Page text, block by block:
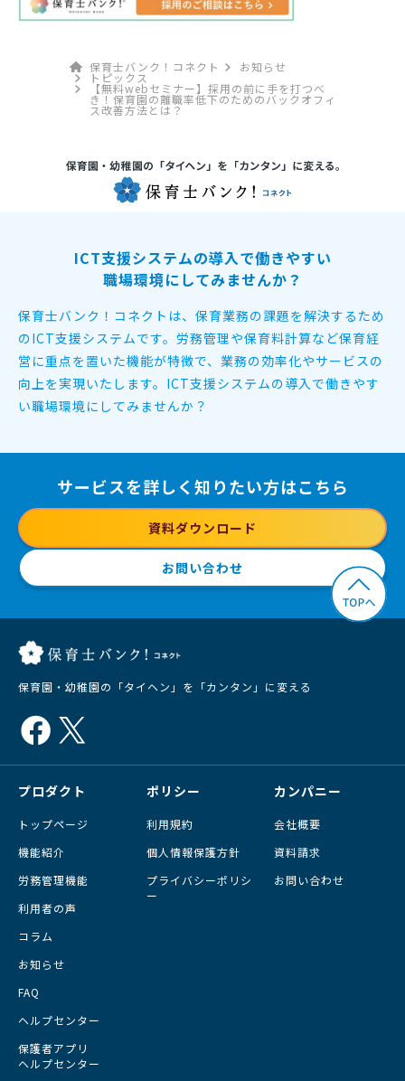
保育士バンク！コネクト お知らせ
トピックス
【無料webセミナー】採用の前に手を打つべ
き！保育園の離職率低下のためのバックオフィ
ス改善方法とは？
ICT支援システムの導入で働きやすい
職場環境にしてみませんか？
保育士バンク！コネクトは、保育業務の課題を解決するため
のICT支援システムです。 労務管理や保育料計算など保育経
営に重点を置いた機能が特徴で、 業務の効率化やサービスの
向上を実現いたします。 ICT支援システムの導入で働きやす
い職場環境にしてみませんか？
サービスを詳しく知りたい方はこちら
資料ダウンロード
お問い合わせ
保育園・幼稚園の「タイヘン」を「カンタン」に変える
プロダクト
トップページ
機能紹介
労務管理機能
利用者の声
コラム
お知らせ
FAQ
ヘルプセンター
保護者アプリ
ヘルプセンター
ポリシー
利用規約
個人情報保護方針
プライバシーポリシ
ー
カンパニー
会社概要
資料請求
お問い合わせ